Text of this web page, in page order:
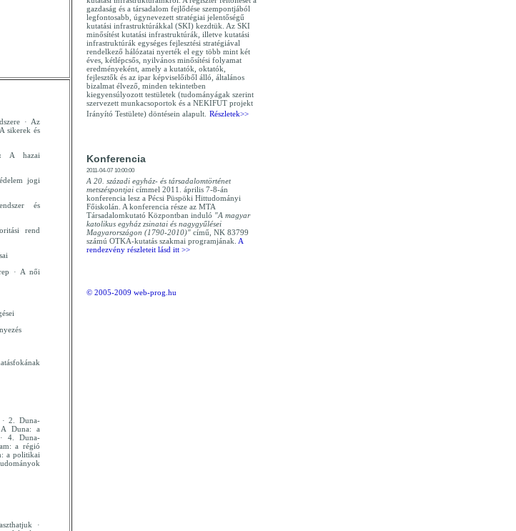
gazdaság és a társadalom fejlődése szempontjából
legfontosabb, úgynevezett stratégiai jelentőségű
kutatási infrastruktúrákkal (SKI) kezdtük. Az SKI
minősítést kutatási infrastruktúrák, illetve kutatási
infrastruktúrák egységes fejlesztési stratégiával
rendelkező hálózatai nyerték el egy több mint két
éves, kétlépcsős, nyilvános minősítési folyamat
eredményeként, amely a kutatók, oktatók,
fejlesztők és az ipar képviselőiből álló, általános
bizalmat élvező, minden tekintetben
kiegyensúlyozott testületek (tudományágak szerint
szervezett munkacsoportok és a NEKIFUT projekt
Irányító Testülete) döntésein alapult. Részletek>>
Konferencia
2011-04-07 10:00:00
A 20. századi egyház- és társadalomtörténet
metszéspontjai címmel 2011. április 7-8-án
konferencia lesz a Pécsi Püspöki Hittudományi
Főiskolán. A konferencia része az MTA
Társadalomkutató Központban induló "A magyar
katolikus egyház zsinatai és nagygyűlései
Magyarországon (1790-2010)" című, NK 83799
számú OTKA-kutatás szakmai programjának. A
rendezvény részleteit lásd itt >>
© 2005-2009 web-prog.hu
· Az
sikerek és
A hazai
jogi
és
rend
· A női
· 2. Duna-
A Duna: a
· 4. Duna-
a régió
a politikai
·